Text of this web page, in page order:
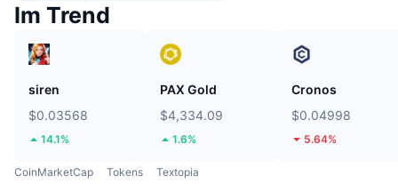
Im Trend
siren
$0.03568
14.1%
PAX Gold
$4,334.09
1.6%
Cronos
$0.04998
5.64%
CoinMarketCap Tokens Textopia